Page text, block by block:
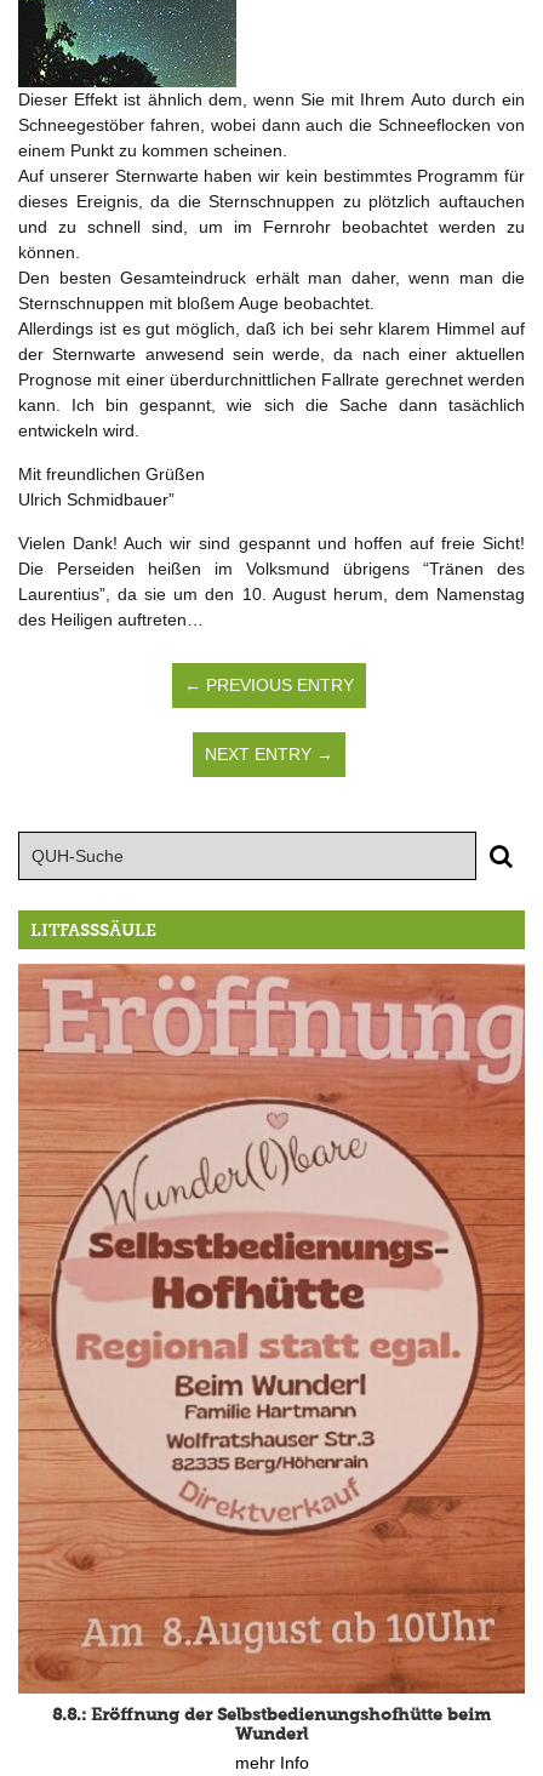
Dieser Effekt ist ähnlich dem, wenn Sie mit Ihrem Auto durch ein
Schneegestöber fahren, wobei dann auch die Schneeflocken von
einem Punkt zu kommen scheinen.
Auf unserer Sternwarte haben wir kein bestimmtes Programm für
dieses Ereignis, da die Sternschnuppen zu plötzlich auftauchen
und zu schnell sind, um im Fernrohr beobachtet werden zu
können.
Den besten Gesamteindruck erhält man daher, wenn man die
Sternschnuppen mit bloßem Auge beobachtet.
Allerdings ist es gut möglich, daß ich bei sehr klarem Himmel auf
der Sternwarte anwesend sein werde, da nach einer aktuellen
Prognose mit einer überdurchnittlichen Fallrate gerechnet werden
kann. Ich bin gespannt, wie sich die Sache dann tasächlich
entwickeln wird.
Mit freundlichen Grüßen
Ulrich Schmidbauer”
Vielen Dank! Auch wir sind gespannt und hoffen auf freie Sicht!
Die Perseiden heißen im Volksmund übrigens “Tränen des
Laurentius”, da sie um den 10. August herum, dem Namenstag
des Heiligen auftreten…
← PREVIOUS ENTRY
NEXT ENTRY →
LITFASSSÄULE
8.8.: Eröffnung der Selbstbedienungshofhütte beim
Wunderl
mehr Info